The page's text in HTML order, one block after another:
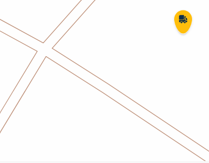
Доставка за межі України
Прийом вантажів